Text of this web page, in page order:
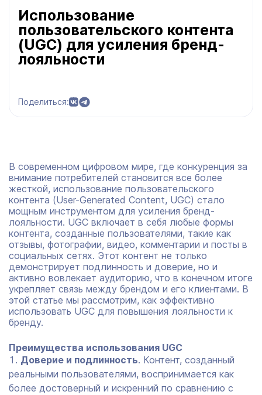
Использование
пользовательского контента
(UGC) для усиления бренд-
лояльности
Поделиться:
В современном цифровом мире, где конкуренция за
внимание потребителей становится все более
жесткой, использование пользовательского
контента (User-Generated Content, UGC) стало
мощным инструментом для усиления бренд-
лояльности. UGC включает в себя любые формы
контента, созданные пользователями, такие как
отзывы, фотографии, видео, комментарии и посты в
социальных сетях. Этот контент не только
демонстрирует подлинность и доверие, но и
активно вовлекает аудиторию, что в конечном итоге
укрепляет связь между брендом и его клиентами. В
этой статье мы рассмотрим, как эффективно
использовать UGC для повышения лояльности к
бренду.
Преимущества использования UGC
Доверие и подлинность. Контент, созданный
реальными пользователями, воспринимается как
более достоверный и искренний по сравнению с